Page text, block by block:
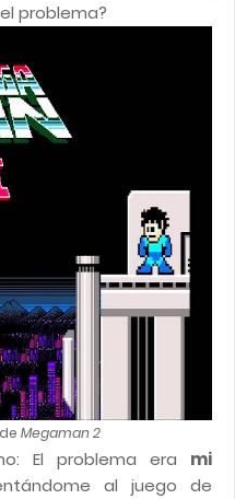
problema?
Megaman 2
El problema era mi
al juego de